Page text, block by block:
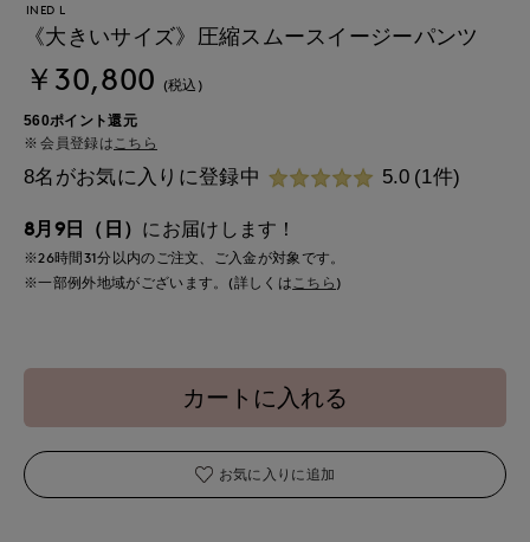
INED L
《大きいサイズ》圧縮スムースイージーパンツ
￥30,800 (税込)
560ポイント還元
会員登録は こちら
8名がお気に入りに登録中 5.0 (1件)
8月9日（日） にお届けします！
※26時間31分以内のご注文、ご入金が対象です。
※一部例外地域がございます。(詳しくはこちら )
カートに入れる
お気に入りに追加